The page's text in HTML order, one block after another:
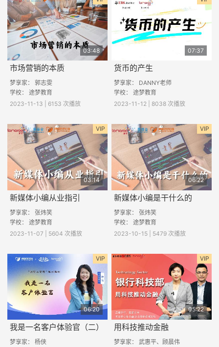
03:48
市场营销的本质
梦享家： 郭志雯
学校： 途梦教育
2023-11-13 | 6153 次播放
07:37
货币的产生
梦享家： DANNY老师
学校： 途梦教育
2023-11-12 | 8038 次播放
VIP
03:14
新媒体小编从业指引
梦享家： 张炜笑
学校： 途梦教育
2023-11-07 | 5604 次播放
VIP
06:22
新媒体小编是干什么的
梦享家： 张炜笑
学校： 途梦教育
2023-10-15 | 5479 次播放
VIP
06:20
我是一名客户体验官（二）
梦享家： 杨侠
VIP
05:22
用科技推动金融
梦享家： 武惠平、顾晨伟